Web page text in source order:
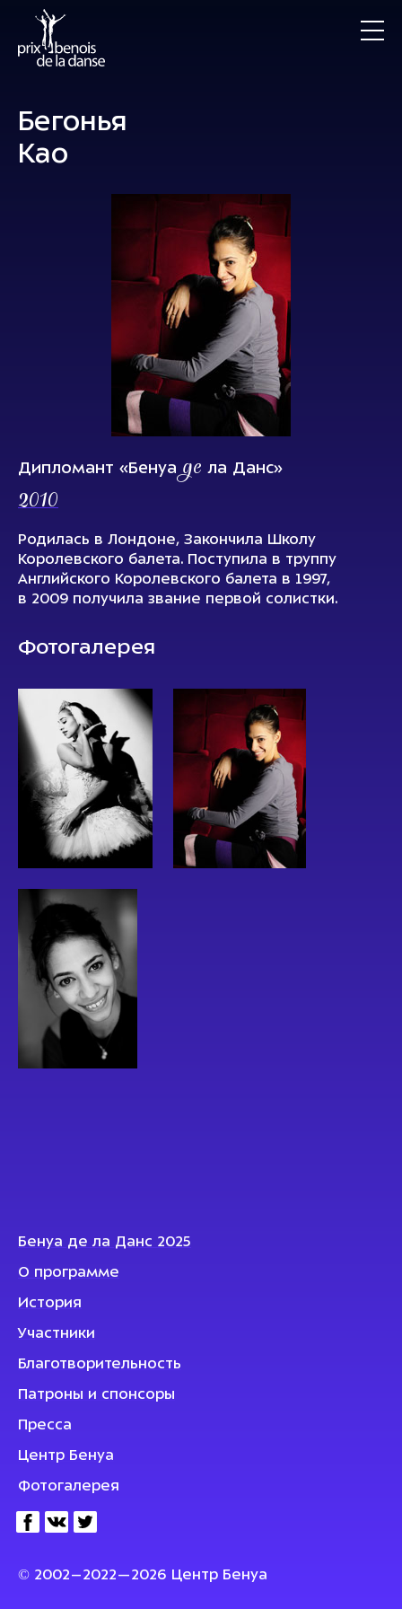
Бегонья
Као
Дипломант «Бенуаде ла Данс»
2010
Родилась в Лондоне, Закончила Школу
Королевского балета. Поступила в труппу
Английского Королевского балета в 1997,
в 2009 получила звание первой солистки.
Фотогалерея
Бенуа де ла Данс 2025
О программе
История
Участники
Благотворительность
Патроны и спонсоры
Пресса
Центр Бенуа
Фотогалерея
© 2002–2022—2026 Центр Бенуа